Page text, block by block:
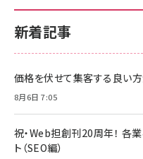
新着記事
価格を伏せて集客する良い
8月6日 7:05
祝・Web担創刊20周年！ 各
ト（SEO編）